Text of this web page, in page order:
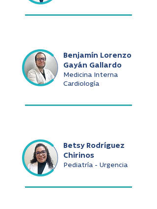
Benjamín Lorenzo
Gayán Gallardo
Medicina Interna
Cardiología
Betsy Rodríguez
Chirinos
Pediatría - Urgencia